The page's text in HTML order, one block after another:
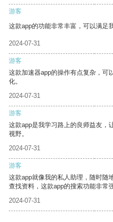
游客
这款app的功能非常丰富，可以满足
2024-07-31
游客
这款加速器app的操作有点复杂，可
化。
2024-07-31
游客
这款app是我学习路上的良师益友，
视野。
2024-07-31
游客
这款app就像我的私人助理，随时随
查找资料，这款app的搜索功能非常
2024-07-31